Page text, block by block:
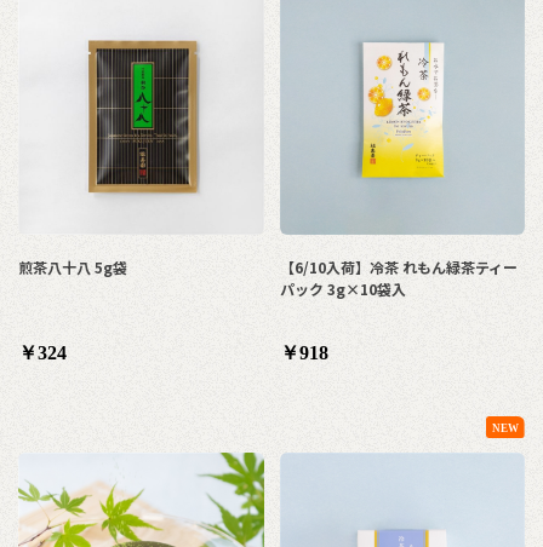
煎茶八十八 5g袋
￥324
【6/10入荷】冷茶 れもん緑茶ティー
パック 3g×10袋入
￥918